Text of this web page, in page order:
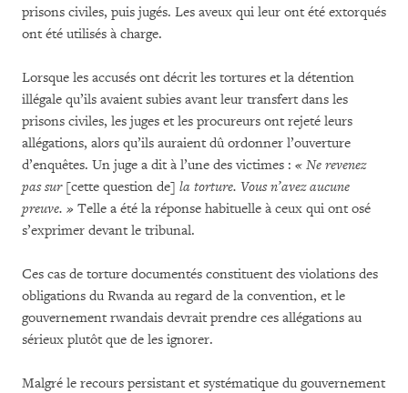
prisons civiles, puis jugés. Les aveux qui leur ont été extorqués
ont été utilisés à charge.
Lorsque les accusés ont décrit les tortures et la détention
illégale qu’ils avaient subies avant leur transfert dans les
prisons civiles, les juges et les procureurs ont rejeté leurs
allégations, alors qu’ils auraient dû ordonner l’ouverture
d’enquêtes. Un juge a dit à l’une des victimes : « Ne revenez
pas sur [cette question de] la torture. Vous n’avez aucune
preuve. » Telle a été la réponse habituelle à ceux qui ont osé
s’exprimer devant le tribunal.
Ces cas de torture documentés constituent des violations des
obligations du Rwanda au regard de la convention, et le
gouvernement rwandais devrait prendre ces allégations au
sérieux plutôt que de les ignorer.
Malgré le recours persistant et systématique du gouvernement